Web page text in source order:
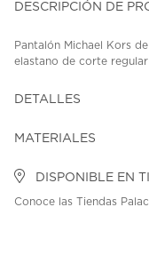
DESCRIPCIÓN DE
Pantalón Michael Kors
elastano de corte
DETALLES
MATERIALES
DISPONIBLE EN
Conoce las Tiendas